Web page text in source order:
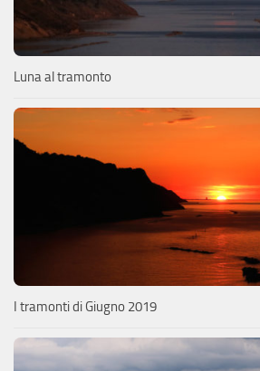
Luna al tramonto
I tramonti di Giugno 2019